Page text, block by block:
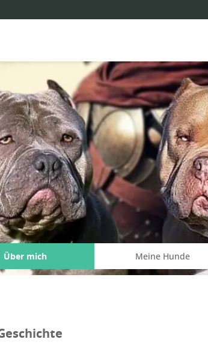
Über mich Meine Hunde